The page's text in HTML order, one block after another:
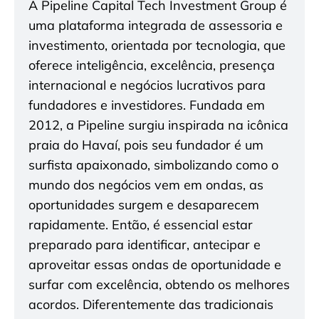
A Pipeline Capital Tech Investment Group é
uma plataforma integrada de assessoria e
investimento, orientada por tecnologia, que
oferece inteligência, excelência, presença
internacional e negócios lucrativos para
fundadores e investidores. Fundada em
2012, a Pipeline surgiu inspirada na icônica
praia do Havaí, pois seu fundador é um
surfista apaixonado, simbolizando como o
mundo dos negócios vem em ondas, as
oportunidades surgem e desaparecem
rapidamente. Então, é essencial estar
preparado para identificar, antecipar e
aproveitar essas ondas de oportunidade e
surfar com excelência, obtendo os melhores
acordos. Diferentemente das tradicionais